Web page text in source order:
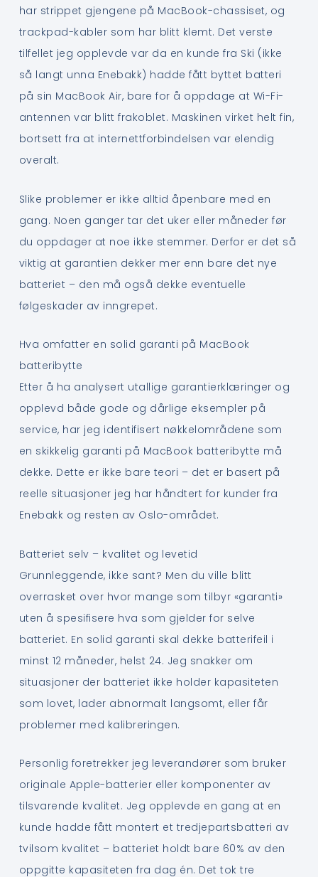
har strippet gjengene på MacBook-chassiset, og
trackpad-kabler som har blitt klemt. Det verste
tilfellet jeg opplevde var da en kunde fra Ski (ikke
så langt unna Enebakk) hadde fått byttet batteri
på sin MacBook Air, bare for å oppdage at Wi-Fi-
antennen var blitt frakoblet. Maskinen virket helt fin,
bortsett fra at internettforbindelsen var elendig
overalt.
Slike problemer er ikke alltid åpenbare med en
gang. Noen ganger tar det uker eller måneder før
du oppdager at noe ikke stemmer. Derfor er det så
viktig at garantien dekker mer enn bare det nye
batteriet – den må også dekke eventuelle
følgeskader av inngrepet.
Hva omfatter en solid garanti på MacBook
batteribytte
Etter å ha analysert utallige garantierklæringer og
opplevd både gode og dårlige eksempler på
service, har jeg identifisert nøkkelområdene som
en skikkelig garanti på MacBook batteribytte må
dekke. Dette er ikke bare teori – det er basert på
reelle situasjoner jeg har håndtert for kunder fra
Enebakk og resten av Oslo-området.
Batteriet selv – kvalitet og levetid
Grunnleggende, ikke sant? Men du ville blitt
overrasket over hvor mange som tilbyr «garanti»
uten å spesifisere hva som gjelder for selve
batteriet. En solid garanti skal dekke batterifeil i
minst 12 måneder, helst 24. Jeg snakker om
situasjoner der batteriet ikke holder kapasiteten
som lovet, lader abnormalt langsomt, eller får
problemer med kalibreringen.
Personlig foretrekker jeg leverandører som bruker
originale Apple-batterier eller komponenter av
tilsvarende kvalitet. Jeg opplevde en gang at en
kunde hadde fått montert et tredjepartsbatteri av
tvilsom kvalitet – batteriet holdt bare 60% av den
oppgitte kapasiteten fra dag én. Det tok tre